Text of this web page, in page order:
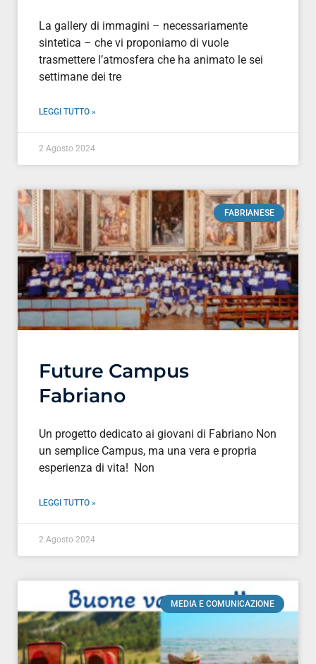
La gallery di immagini – necessariamente
sintetica – che vi proponiamo di vuole
trasmettere l’atmosfera che ha animato le sei
settimane dei tre
LEGGI TUTTO »
2 Agosto 2024
FABRIANESE
Future Campus
Fabriano
Un progetto dedicato ai giovani di Fabriano Non
un semplice Campus, ma una vera e propria
esperienza di vita! Non
LEGGI TUTTO »
2 Agosto 2024
MEDIA E COMUNICAZIONE